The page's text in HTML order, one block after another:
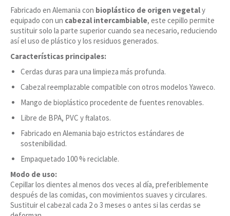
Fabricado en Alemania con bioplástico de origen vegetaly
equipado con un cabezal intercambiable, este cepillo permite
sustituir solo la parte superior cuando sea necesario, reduciendo
así el uso de plástico y los residuos generados.
Características principales:
Cerdas duras para una limpieza más profunda.
Cabezal reemplazable compatible con otros modelos Yaweco.
Mango de bioplástico procedente de fuentes renovables.
Libre de BPA, PVC y ftalatos.
Fabricado en Alemania bajo estrictos estándares de
sostenibilidad.
Empaquetado 100 % reciclable.
Modo de uso:
Cepillar los dientes al menos dos veces al día, preferiblemente
después de las comidas, con movimientos suaves y circulares.
Sustituir el cabezal cada 2 o 3 meses o antes si las cerdas se